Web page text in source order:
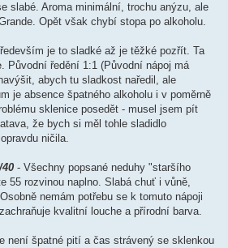
slabé. Aroma minimální, trochu anýzu, ale
Opět však chybí stopa po alkoholu.
je to sladké až je těžké pozřít. Ta
Původní ředění 1:1 (Původní nápoj má
abych tu sladkost naředil, ale
je absence špatného alkoholu i v poměrně
sklenice posedět - musel jsem pít
že bych si měl tohle sladidlo
ničila.
40 - Všechny popsané neduhy "staršího
55 rozvinou naplno. Slabá chuť i vůně,
nemám potřebu se k tomuto nápoji
kvalitní louche a přírodní barva.
není špatné pití a čas strávený se sklenkou